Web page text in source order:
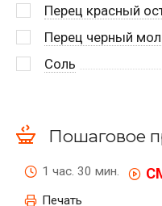
Перец красный
Перец черный
Соль
Пошаговое
1 час. 30 мин.
Печать